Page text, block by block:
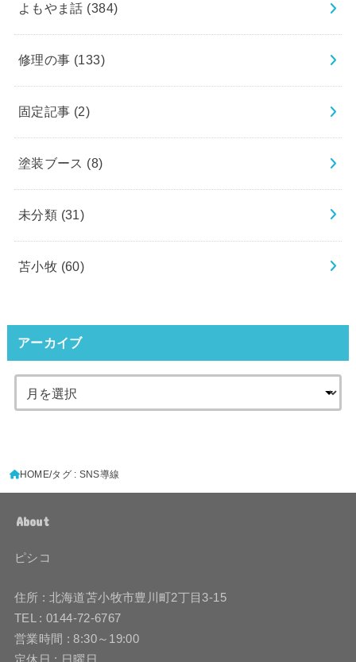
よもやま話 (384)
修理の事 (133)
固定記事 (2)
塗装ブース (8)
未分類 (31)
苫小牧 (60)
アーカイブ
HOME タグ : SNS導線
About
ピシコ
住所 : 北海道苫小牧市豊川町2丁目3-15
TEL : 0144-72-6767
営業時間 : 8:30～19:00
定休日 : 日曜日